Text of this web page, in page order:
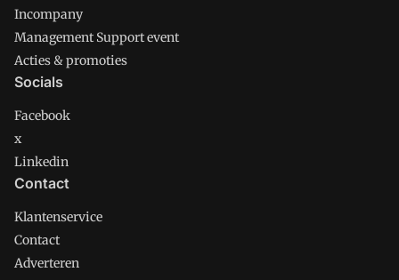
Incompany
Management Support event
Acties & promoties
Socials
Facebook
x
Linkedin
Contact
Klantenservice
Contact
Adverteren